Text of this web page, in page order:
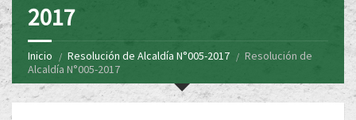
2017
Inicio Resolución de Alcaldía N°005-2017
Resolución de
Alcaldía N°005-2017